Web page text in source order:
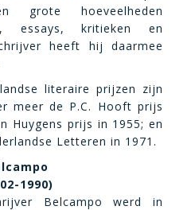
grote hoeveelheden
essays, kritieken en
heeft hij daarmee
literaire prijzen zijn
meer de P.C. Hooft prijs
Huygens prijs in 1955; en
Letteren in 1971.
1990)
Belcampo werd in